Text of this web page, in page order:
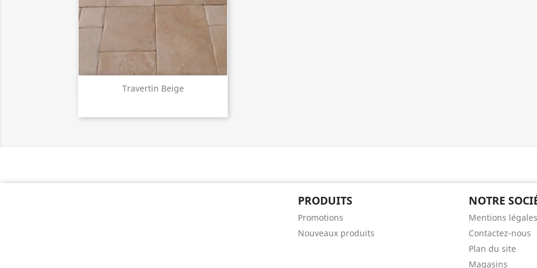
Travertin Beige
Aperçu rapide
PRODUITS
Promotions
Nouveaux produits
NOTRE
Mentions légales
Contactez-nous
Plan du site
Magasins